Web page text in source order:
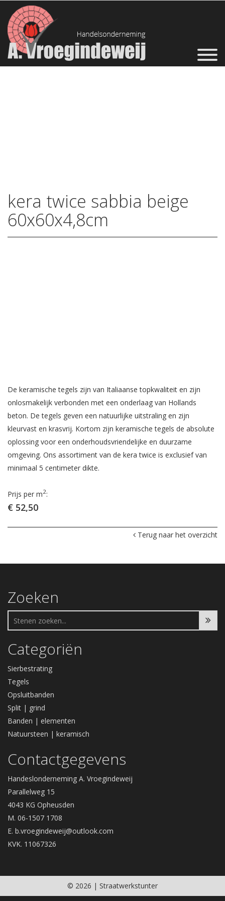
kera twice sabbia beige
60x60x4,8cm
De keramische tegels zijn van Italiaanse topkwaliteit en zijn
onlosmakelijk verbonden met een onderlaag van Hollands
beton. De tegels geven een natuurlijke uitstraling en zijn
kleurvast en krasvrij. Kortom zijn keramische tegels de absolute
oplossing voor een onderhoudsvriendelijke en duurzame
omgeving. Ons assortiment van de kera twice is exclusief van
minimaal 5 centimeter dikte.
Prijs per m2:
€ 52,50
Terug naar het overzicht
Zoeken
Categoriën
Sierbestrating
Tegels
Opsluitbanden
Split | grind
Banden | elementen
Natuursteen | keramisch
Contactgegevens
Handeslonderneming A. Vroegindeweij
Parallelweg 15
4043 KG Opheusden
M. 06-1507 1708
E. b.vroegindeweij@outlook.com
KVK. 11067326
© 2026 | Straatwerkstunter